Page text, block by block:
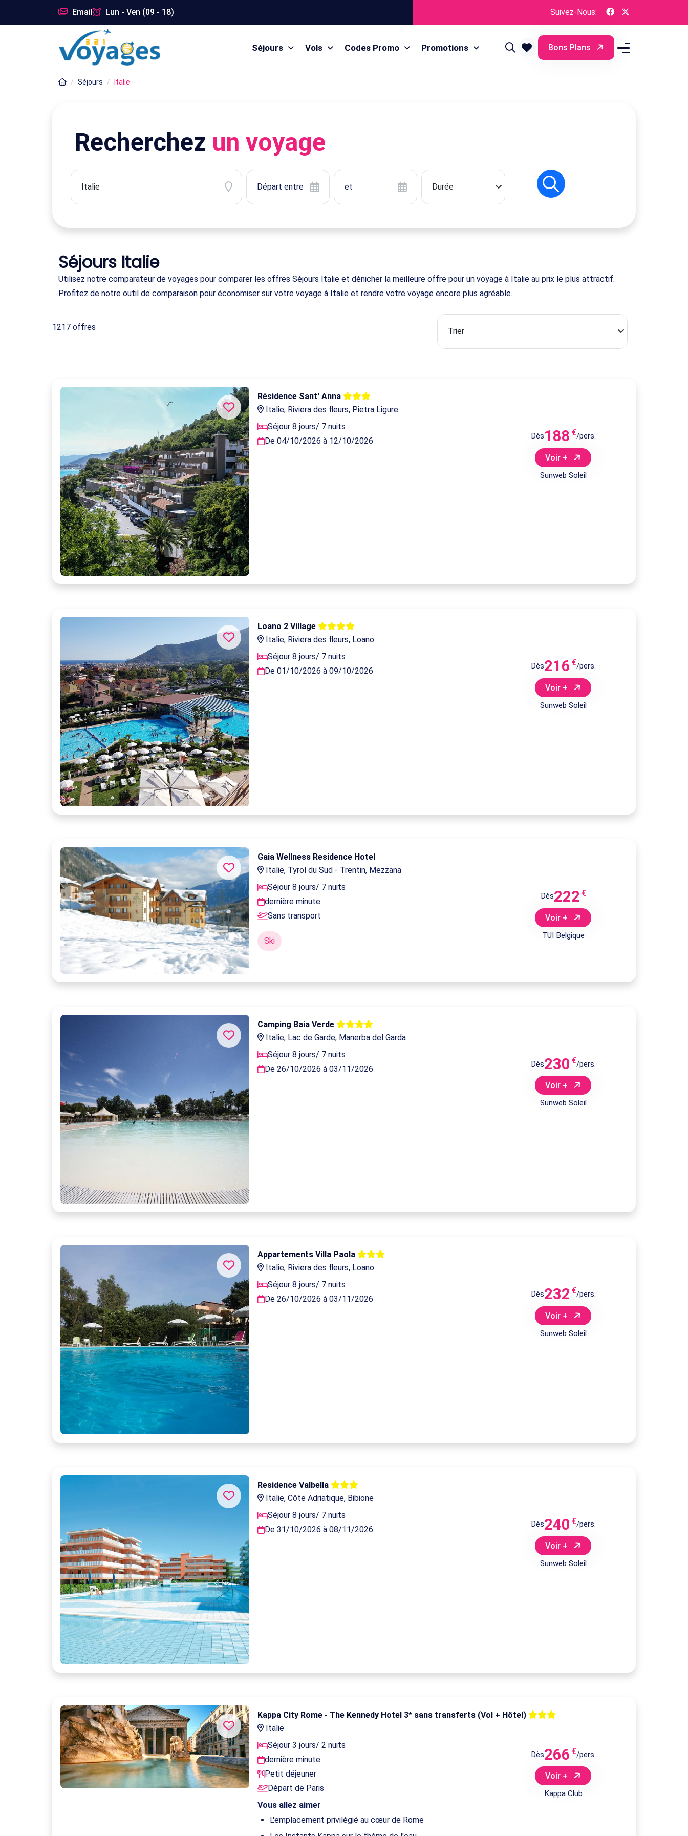
Email Lun - Ven (09 - 18) Suivez-Nous:
Séjours Vols Codes Promo Promotions Bons Plans
Séjours Italie
Recherchez un voyage
Séjours Italie
Utilisez notre comparateur de voyages pour comparer les offres Séjours Italie et dénicher la meilleure offre pour un voyage à Italie au prix le plus attractif.
Profitez de notre outil de comparaison pour économiser sur votre voyage à Italie et rendre votre voyage encore plus agréable.
1217 offres
Résidence Sant' Anna
Italie, Riviera des fleurs, Pietra Ligure
Séjour 8 jours/ 7 nuits
De 04/10/2026 à 12/10/2026
Dès188 €/pers.
Voir +
Sunweb Soleil
Loano 2 Village
Italie, Riviera des fleurs, Loano
Séjour 8 jours/ 7 nuits
De 01/10/2026 à 09/10/2026
Dès216 €/pers.
Voir +
Sunweb Soleil
Gaia Wellness Residence Hotel
Italie, Tyrol du Sud - Trentin, Mezzana
Séjour 8 jours/ 7 nuits
dernière minute
Sans transport
Ski
Dès222 €
Voir +
TUI Belgique
Camping Baia Verde
Italie, Lac de Garde, Manerba del Garda
Séjour 8 jours/ 7 nuits
De 26/10/2026 à 03/11/2026
Dès230 €/pers.
Voir +
Sunweb Soleil
Appartements Villa Paola
Italie, Riviera des fleurs, Loano
Séjour 8 jours/ 7 nuits
De 26/10/2026 à 03/11/2026
Dès232 €/pers.
Voir +
Sunweb Soleil
Residence Valbella
Italie, Côte Adriatique, Bibione
Séjour 8 jours/ 7 nuits
De 31/10/2026 à 08/11/2026
Dès240 €/pers.
Voir +
Sunweb Soleil
Kappa City Rome - The Kennedy Hotel 3* sans transferts (Vol + Hôtel)
Italie
Séjour 3 jours/ 2 nuits
dernière minute
Petit déjeuner
Départ de Paris
Vous allez aimer
L'emplacement privilégié au cœur de Rome
Dès266 €/pers.
Voir +
Kappa Club